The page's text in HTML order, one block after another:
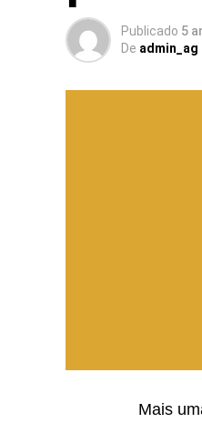
Publicado 5
De admin_ag
Mais